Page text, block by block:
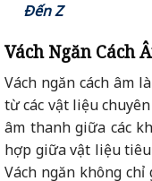
Đến Z
Vách Ngăn Cách
Vách ngăn cách âm
từ các vật liệu
âm thanh giữa các
hợp giữa vật liệu
Vách ngăn không